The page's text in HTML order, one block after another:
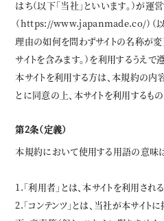
はち（以下「当社」といいます。）が運
（https://www.japanmade.co/）（以下
理由の如何を問わずサイトの名称が
サイトを含みます。）を利用するうえ
本サイトを利用する方は、本規約の内
とに同意の上、本サイトを利用するもの
第2条（定義）
本規約において使用する用語の意味は
1.「利用者」とは、本サイトを利用され
2.「コンテンツ」とは、当社が本サイト